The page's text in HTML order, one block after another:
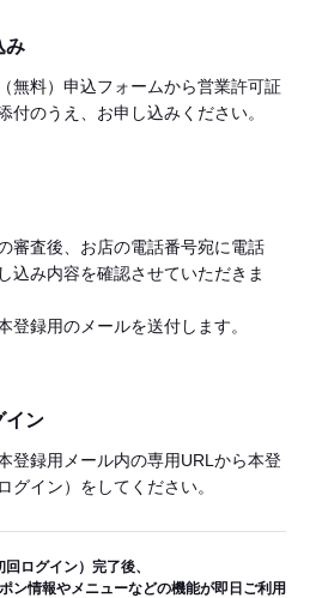
み
無料）申込フォームから営業許可証
付のうえ、お申し込みください。
審査後、お店の電話番号宛に電話
込み内容を確認させていただきま
登録用のメールを送付します。
イン
登録用メール内の専用URLから本登
グイン）をしてください。
ログイン）完了後、
ン情報やメニューなどの機能が即日ご利用